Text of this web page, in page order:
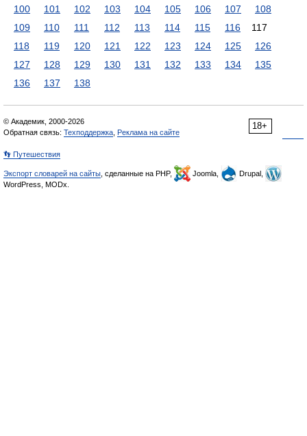
100
101 102 103 104 105 106 107
108
109
110 111 112 113 114 115 116
117
118
119 120 121 122 123 124 125
126
127
128 129 130 131 132 133 134
135
136
137 138
18+
© Академик, 2000-2026
Обратная связь: Техподдержка Реклама на сайте
👣 Путешествия
Экспорт словарей на сайты , сделанные на PHP, Joomla,
Drupal,
WordPress, MODx.